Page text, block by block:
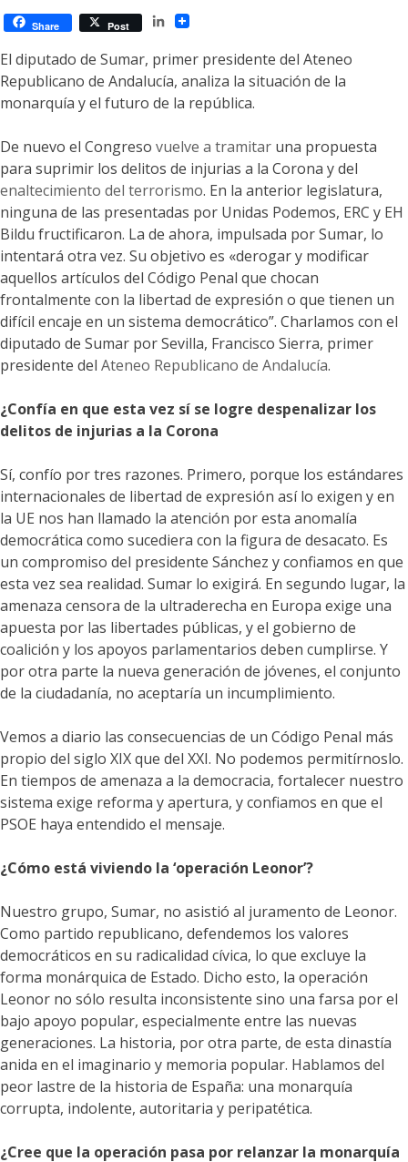
Share Post
LinkedIn
El diputado de Sumar, primer presidente del Ateneo
Republicano de Andalucía, analiza la situación de la
monarquía y el futuro de la república.
De nuevo el Congreso vuelve a tramitar una propuesta
para suprimir los delitos de injurias a la Corona y del
enaltecimiento del terrorismo. En la anterior legislatura,
ninguna de las presentadas por Unidas Podemos, ERC y EH
Bildu fructificaron. La de ahora, impulsada por Sumar, lo
intentará otra vez. Su objetivo es «derogar y modificar
aquellos artículos del Código Penal que chocan
frontalmente con la libertad de expresión o que tienen un
difícil encaje en un sistema democrático”. Charlamos con el
diputado de Sumar por Sevilla, Francisco Sierra, primer
presidente del Ateneo Republicano de Andalucía.
¿Confía en que esta vez sí se logre despenalizar los
delitos de injurias a la Corona
Sí, confío por tres razones. Primero, porque los estándares
internacionales de libertad de expresión así lo exigen y en
la UE nos han llamado la atención por esta anomalía
democrática como sucediera con la figura de desacato. Es
un compromiso del presidente Sánchez y confiamos en que
esta vez sea realidad. Sumar lo exigirá. En segundo lugar, la
amenaza censora de la ultraderecha en Europa exige una
apuesta por las libertades públicas, y el gobierno de
coalición y los apoyos parlamentarios deben cumplirse. Y
por otra parte la nueva generación de jóvenes, el conjunto
de la ciudadanía, no aceptaría un incumplimiento.
Vemos a diario las consecuencias de un Código Penal más
propio del siglo XIX que del XXI. No podemos permitírnoslo.
En tiempos de amenaza a la democracia, fortalecer nuestro
sistema exige reforma y apertura, y confiamos en que el
PSOE haya entendido el mensaje.
¿Cómo está viviendo la ‘operación Leonor’?
Nuestro grupo, Sumar, no asistió al juramento de Leonor.
Como partido republicano, defendemos los valores
democráticos en su radicalidad cívica, lo que excluye la
forma monárquica de Estado. Dicho esto, la operación
Leonor no sólo resulta inconsistente sino una farsa por el
bajo apoyo popular, especialmente entre las nuevas
generaciones. La historia, por otra parte, de esta dinastía
anida en el imaginario y memoria popular. Hablamos del
peor lastre de la historia de España: una monarquía
corrupta, indolente, autoritaria y peripatética.
¿Cree que la operación pasa por relanzar la monarquía